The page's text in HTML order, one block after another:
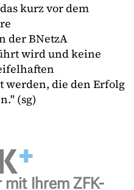
kurz vor dem
der BNetzA
wird und keine
werden, die den Erfolg
(sg)
Ihrem ZFK-